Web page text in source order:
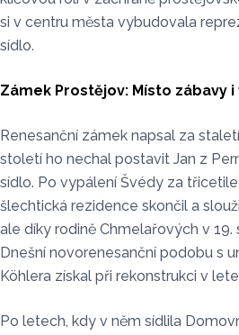
si v centru města vybudovala
sídlo.
Zámek Prostějov: Místo zábavy
Renesanční zámek napsal za
století ho nechal postavit Jan z
sídlo. Po vypálení Švédy za
šlechtická rezidence skončil a
ale díky rodině Chmelařových v 19.
Dnešní novorenesanční podobu s
Köhlera získal při rekonstrukci v
Po letech, kdy v něm sídlila